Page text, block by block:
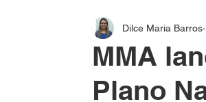
MMA
Plano
Dilce Maria Barros